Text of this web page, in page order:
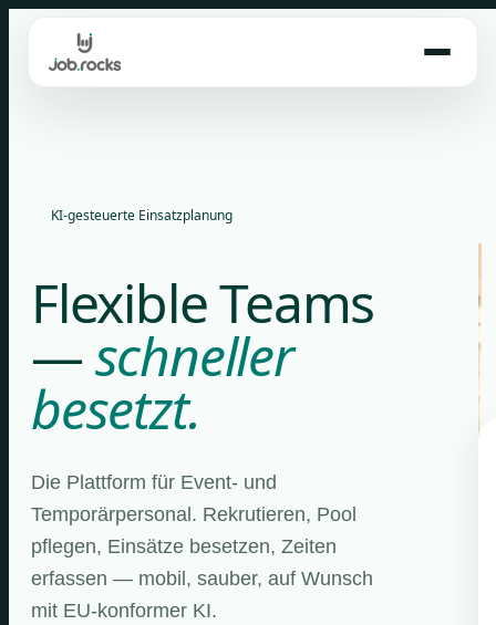
content
KI-gesteuerte Einsatzplanung
Flexible Teams
—schneller
besetzt.
Die Plattform für Event- und
Temporärpersonal. Rekrutieren, Pool
pflegen, Einsätze besetzen, Zeiten
erfassen — mobil, sauber, auf Wunsch
mit EU-konformer KI.